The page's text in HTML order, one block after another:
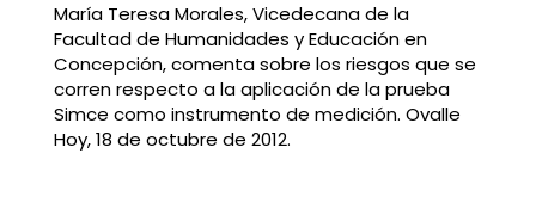
María Teresa Morales, Vicedecana de la
Facultad de Humanidades y Educación en
Concepción, comenta sobre los riesgos que se
corren respecto a la aplicación de la prueba
Simce como instrumento de medición. Ovalle
Hoy, 18 de octubre de 2012.